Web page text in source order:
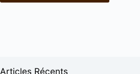
Articles Récents